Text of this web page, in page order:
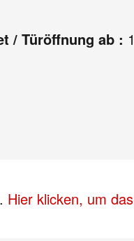
/ Türöffnung ab :
Hier klicken, um